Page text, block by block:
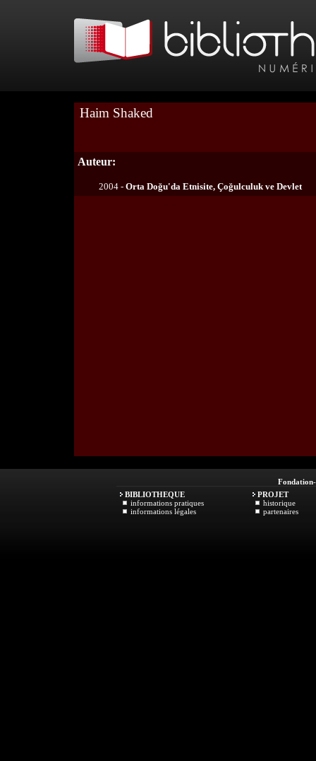
Haim Shaked
Auteur:
2004 - Orta Doğu'da Etnisite, Çoğulculuk ve Devlet
Fondation
BIBLIOTHEQUE
informations pratiques
informations légales
PROJET
historique
partenaires